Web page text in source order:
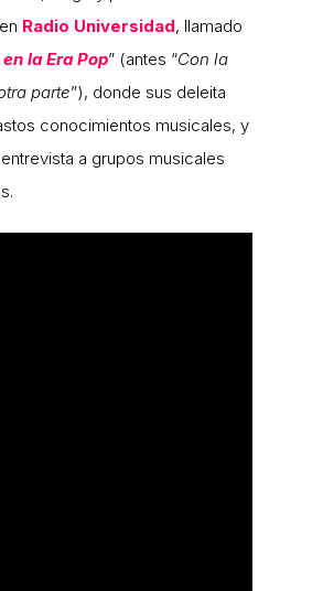
Radio Universidad, llamado
la Era Pop” (antes “Con la
parte”), donde sus deleita
conocimientos musicales, y
a grupos musicales